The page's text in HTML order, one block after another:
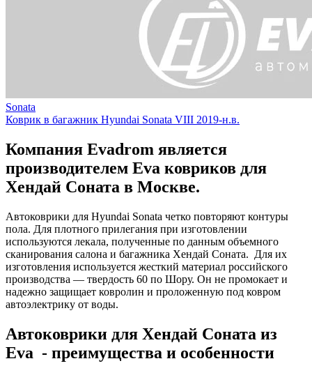
Sonata
Коврик в багажник Hyundai Sonata VIII 2019-н.в.
Компания Evadrom является
производителем Eva ковриков для
Хендай Соната в Москве.
Автоковрики для Hyundai Sonata четко повторяют контуры
пола. Для плотного прилегания при изготовлении
используются лекала, полученные по данным объемного
сканирования салона и багажника Хендай Соната. Для их
изготовления используется жесткий материал российского
производства — твердость 60 по Шору. Он не промокает и
надежно защищает ковролин и проложенную под ковром
автоэлектрику от воды.
Автоковрики для Хендай Соната из
Eva - преимущества и особенности